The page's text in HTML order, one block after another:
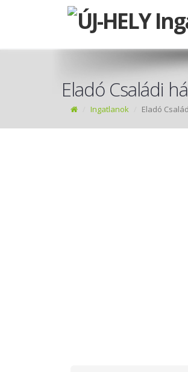
Eladó Családi
Ingatlanok Eladó